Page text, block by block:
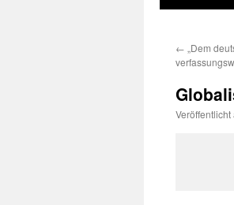
← „Dem
Veröffentlicht